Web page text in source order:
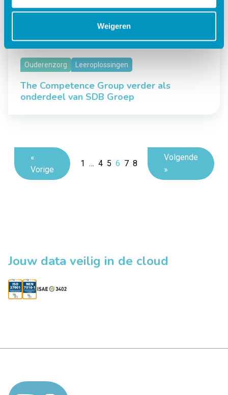
Weigeren
leeroplossingen
Ouderenzorg Leeroplossingen
The Competence Group verder als
onderdeel van SDB Groep
«
Vorige
1 … 4 5 6 7 8
Volgende
»
Jouw data veilig in de cloud